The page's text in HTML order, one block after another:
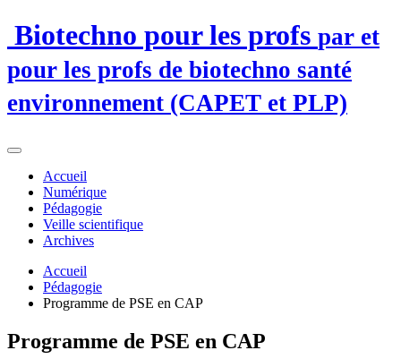
Biotechno pour les profs par et
pour les profs de biotechno santé
environnement (CAPET et PLP)
Accueil
Numérique
Pédagogie
Veille scientifique
Archives
Accueil
Pédagogie
Programme de PSE en CAP
Programme de PSE en CAP